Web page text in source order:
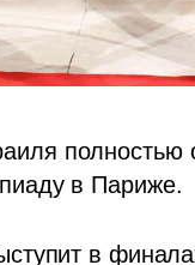
полностью
в Париже.
в